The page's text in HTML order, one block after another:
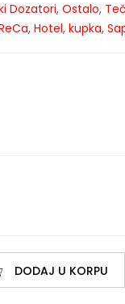
Dozatori, Ostalo,
, Hotel, kupka,
DODAJ U KORPU